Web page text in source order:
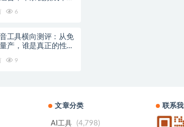
6
工具横向测评：从免
产，谁是真正的性价
9
文章分类
AI工具 (4,798)
联系我